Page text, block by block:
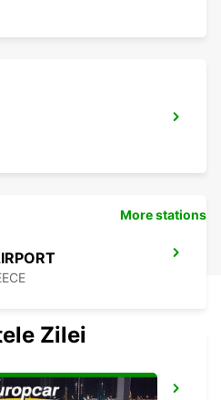
More stations
Zilei